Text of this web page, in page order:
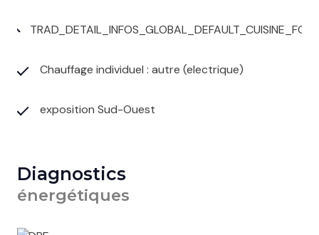
Chauffage individuel : autre (electrique)
exposition Sud-Ouest
Diagnostics
énergétiques